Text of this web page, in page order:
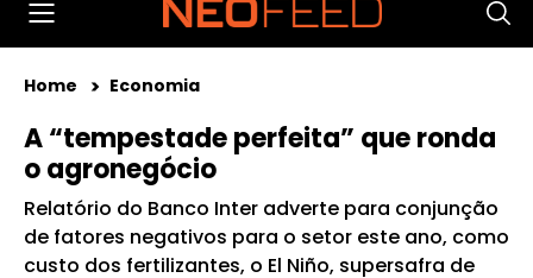
Home Economia
A “tempestade perfeita” que ronda
o agronegócio
Relatório do Banco Inter adverte para conjunção
de fatores negativos para o setor este ano, como
custo dos fertilizantes, o El Niño, supersafra de